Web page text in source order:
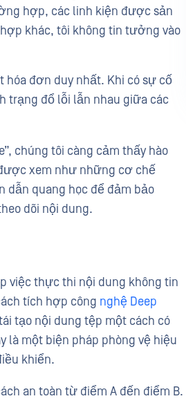
hợp, các linh kiện được sản
khác, tôi không tin tưởng vào
hóa đơn duy nhất. Khi có sự cố
trạng đổ lỗi lẫn nhau giữa các
chúng tôi càng cảm thấy hào
xem như những cơ chế
dẫn quang học để đảm bảo
dõi nội dung.
việc thực thi nội dung không tin
tích hợp công nghệ Deep
tạo nội dung tệp một cách có
một biện pháp phòng vệ hiệu
khiển.
an toàn từ điểm A đến điểm B.